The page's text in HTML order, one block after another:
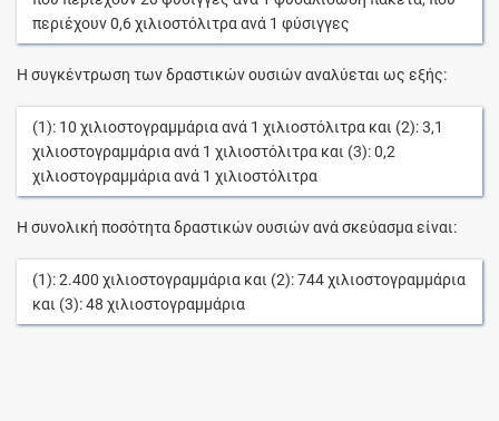
περιέχουν0,6χιλιοστόλιτραανά 1 φύσιγγες
Η συγκέντρωση των δραστικών ουσιών αναλύεται ως εξής:
(1): 10 χιλιοστογραμμάριαανά 1 χιλιοστόλιτρα και (2):3,1
χιλιοστογραμμάριαανά 1 χιλιοστόλιτρα και (3):0,2
χιλιοστογραμμάριαανά 1 χιλιοστόλιτρα
Η συνολική ποσότητα δραστικών ουσιών ανά σκεύασμα είναι:
(1):2.400 χιλιοστογραμμάρια και (2):744χιλιοστογραμμάρια
και (3):48 χιλιοστογραμμάρια